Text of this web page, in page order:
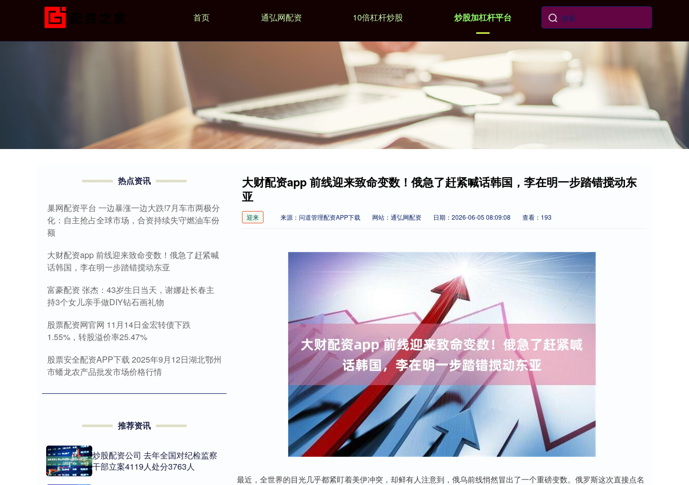
首页 通弘网配资 10倍杠杆炒股 炒股加杠杆平台
大财配资app 前线迎来致命变数！俄急了赶紧喊话韩国，李在明一步踏错搅动东
亚
迎来 来源：问道管理配资APP下载 网站：通弘网配资 日期：2026-06-05 08:09:08 查看：193
最近，全世界的目光几乎都紧盯着美伊冲突，却鲜有人注意到，俄乌前线悄然冒出了一个重磅变数。俄罗斯这次直接点名
热点资讯
巢网配资平台 一边暴涨一边大跌!7月车市两极分
化：自主抢占全球市场，合资持续失守燃油车份
额
大财配资app 前线迎来致命变数！俄急了赶紧喊
话韩国，李在明一步踏错搅动东亚
富豪配资 张杰：43岁生日当天，谢娜赴长春主
持3个女儿亲手做DIY钻石画礼物
股票配资网官网 11月14日金宏转债下跌
1.55%，转股溢价率25.47%
股票安全配资APP下载 2025年9月12日湖北鄂州
市蟠龙农产品批发市场价格行情
推荐资讯
炒股配资公司 去年全国对纪检监察
干部立案4119人处分3763人